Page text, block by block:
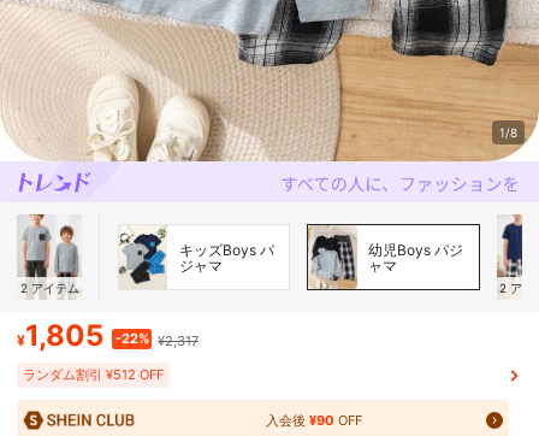
1/8
2 アイテム
キッズBoys パ
ジャマ
幼児Boys パジ
ャマ
2 アイ
¥1,805 -22% ¥2,317
ランダム割引 ¥512 OFF
入会後 ¥90 OFF